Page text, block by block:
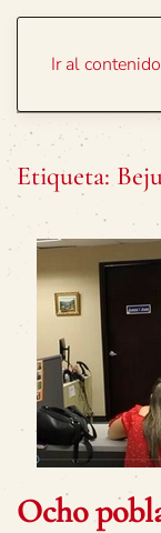
Ir al
Etiqueta:
Ocho